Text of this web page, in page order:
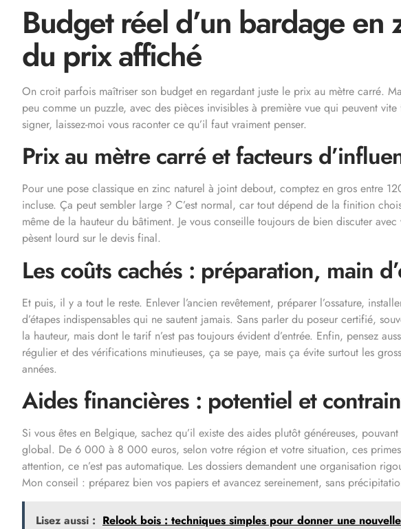
Budget réel d’un bardage en
du prix affiché
On croit parfois maîtriser son budget en regardant juste le prix au mètre carré.
peu comme un puzzle, avec des pièces invisibles à première vue qui peuvent
signer, laissez-moi vous raconter ce qu’il faut vraiment penser.
Prix au mètre carré et facteurs
Pour une pose classique en zinc naturel à joint debout, comptez en gros entre
incluse. Ça peut sembler large ? C’est normal, car tout dépend de la finition
même de la hauteur du bâtiment. Je vous conseille toujours de bien discuter
pèsent lourd sur le devis final.
Les coûts cachés : préparation, main
Et puis, il y a tout le reste. Enlever l’ancien revêtement, préparer l’ossature,
d’étapes indispensables qui ne sautent jamais. Sans parler du poseur certifié,
la hauteur, mais dont le tarif n’est pas toujours évident d’entrée. Enfin, pensez
régulier et des vérifications minutieuses, ça se paye, mais ça évite surtout les
années.
Aides financières : potentiel et
Si vous êtes en Belgique, sachez qu’il existe des aides plutôt généreuses,
global. De 6 000 à 8 000 euros, selon votre région et votre situation, ces
attention, ce n’est pas automatique. Les dossiers demandent une organisation
Mon conseil : préparez bien vos papiers et avancez sereinement, sans
Lisez aussi : Relook bois : techniques simples pour donner une